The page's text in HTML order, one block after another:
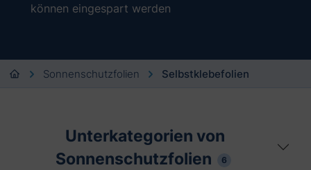
können eingespart werden
Sonnenschutzfolien Selbstklebefolien
Unterkategorien von
Sonnenschutzfolien
6